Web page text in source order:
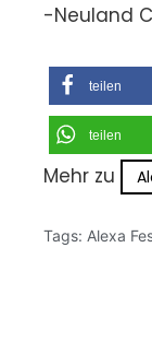
-Neuland
teilen
teilen
Mehr zu
Tags: Alexa